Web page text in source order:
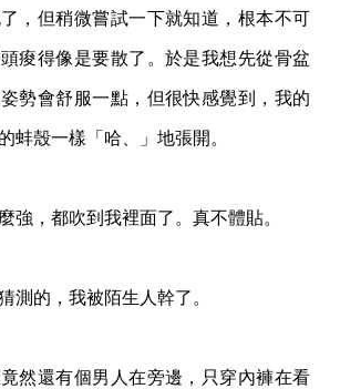
，但稍微嘗試一下就知道，根本不可
痠得像是要散了。於是我想先從骨盆
勢會舒服一點，但很快感覺到，我的
蚌殼一樣「哈、」地張開。
強，都吹到我裡面了。真不體貼。
測的，我被陌生人幹了。
然還有個男人在旁邊，只穿內褲在看